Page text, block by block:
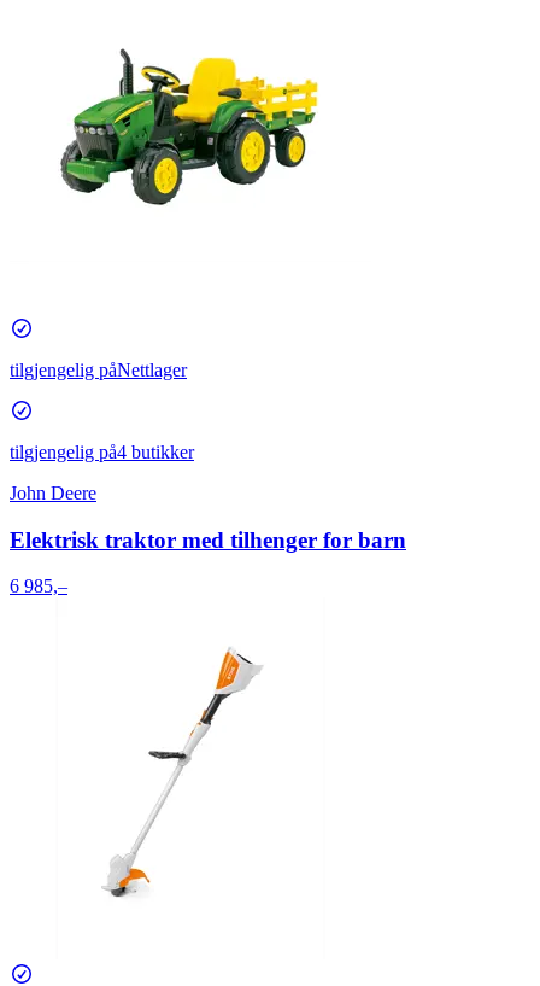
tilgjengelig påNettlager
tilgjengelig på4 butikker
John Deere
Elektrisk traktor med tilhenger for barn
6 985,–